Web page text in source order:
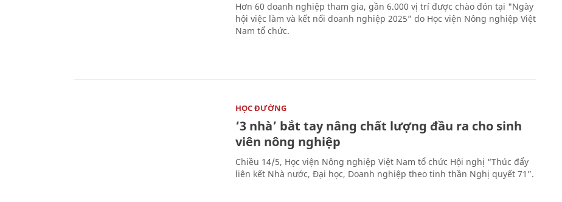
Hơn 60 doanh nghiệp tham gia, gần 6.000 vị trí được chào đón tại "Ngày
hội việc làm và kết nối doanh nghiệp 2025” do Học viện Nông nghiệp Việt
Nam tổ chức.
HỌC ĐƯỜNG
‘3 nhà’ bắt tay nâng chất lượng đầu ra cho sinh
viên nông nghiệp
Chiều 14/5, Học viện Nông nghiệp Việt Nam tổ chức Hội nghị “Thúc đẩy
liên kết Nhà nước, Đại học, Doanh nghiệp theo tinh thần Nghị quyết 71”.